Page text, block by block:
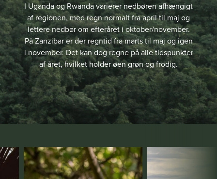
I Uganda og Rwanda varierer nedbøren afhængigt
af regionen, med regn normalt fra april til maj og
lettere nedbør om efteråret i oktober/november.
På Zanzibar er der regntid fra marts til maj og igen
i november. Det kan dog regne på alle tidspunkter
af året, hvilket holder øen grøn og frodig.